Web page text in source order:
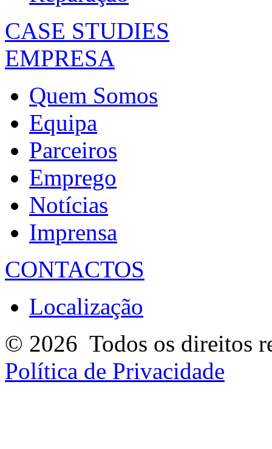
CASE STUDIES
EMPRESA
Quem Somos
Equipa
Parceiros
Emprego
Notícias
Imprensa
CONTACTOS
Localização
© 2026 Todos os direitos
Política de Privacidade